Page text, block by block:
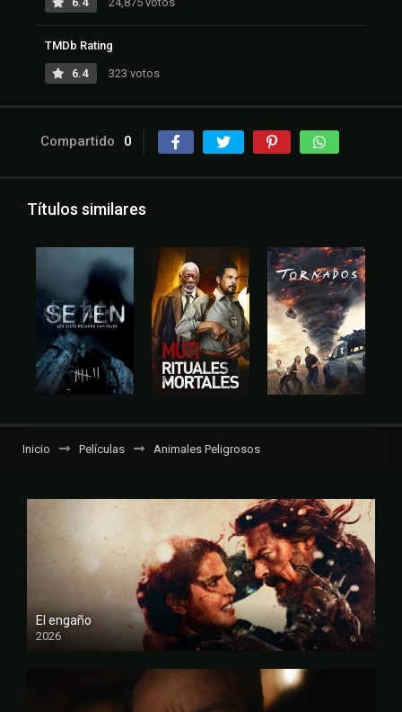
TMDb Rating
6.4 323 votos
Compartido 0
Títulos similares
Inicio Películas Animales Peligrosos
El engaño
2026
FULL HD